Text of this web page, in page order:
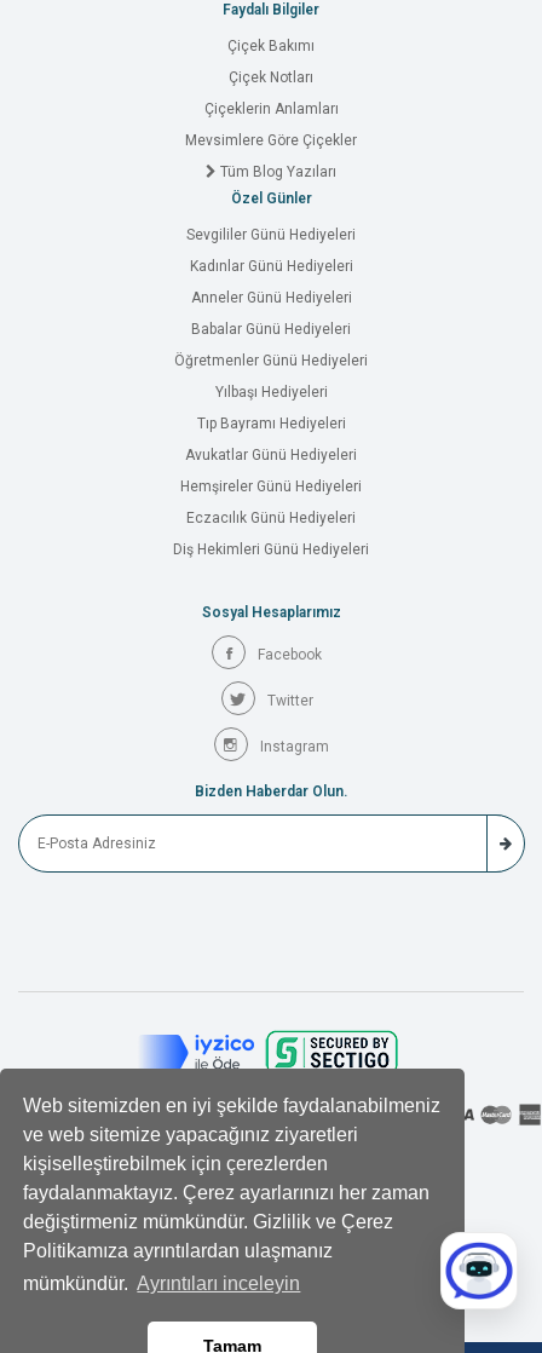
Web sitemizden en iyi şekilde faydalanabilmeniz
ve web sitemize yapacağınız ziyaretleri
kişiselleştirebilmek için çerezlerden
faydalanmaktayız. Çerez ayarlarınızı her zaman
değiştirmeniz mümkündür. Gizlilik ve Çerez
Politikamıza ayrıntılardan ulaşmanız
mümkündür. Ayrıntıları inceleyin
Tamam
Faydalı Bilgiler
Çiçek Bakımı
Çiçek Notları
Çiçeklerin Anlamları
Mevsimlere Göre Çiçekler
Tüm Blog Yazıları
Özel Günler
Sevgililer Günü Hediyeleri
Kadınlar Günü Hediyeleri
Anneler Günü Hediyeleri
Babalar Günü Hediyeleri
Öğretmenler Günü Hediyeleri
Yılbaşı Hediyeleri
Tıp Bayramı Hediyeleri
Avukatlar Günü Hediyeleri
Hemşireler Günü Hediyeleri
Eczacılık Günü Hediyeleri
Diş Hekimleri Günü Hediyeleri
Sosyal Hesaplarımız
Facebook
Twitter
Instagram
Bizden Haberdar Olun.